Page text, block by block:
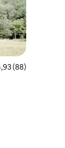
ocena: 4,93
(88)